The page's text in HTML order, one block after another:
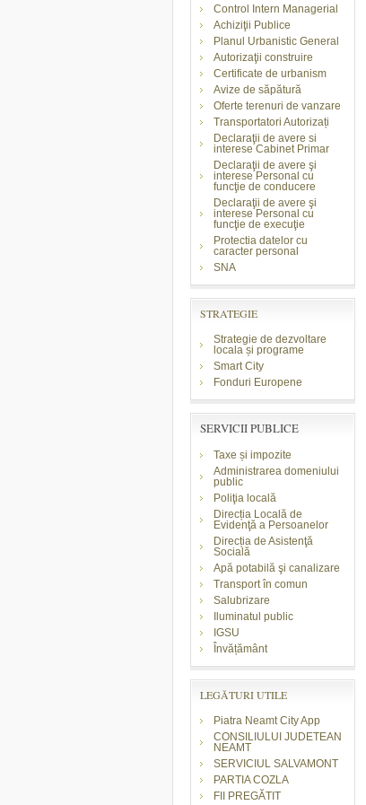
Control Intern Managerial
Achiziţii Publice
Planul Urbanistic General
Autorizaţii construire
Certificate de urbanism
Avize de săpătură
Oferte terenuri de vanzare
Transportatori Autorizați
Declaraţii de avere si
interese Cabinet Primar
Declaraţii de avere şi
interese Personal cu
funcţie de conducere
Declaraţii de avere şi
interese Personal cu
funcţie de execuţie
Protectia datelor cu
caracter personal
SNA
STRATEGIE
Strategie de dezvoltare
locala și programe
Smart City
Fonduri Europene
SERVICII PUBLICE
Taxe și impozite
Administrarea domeniului
public
Poliţia locală
Direcția Locală de
Evidenţă a Persoanelor
Direcția de Asistenţă
Socială
Apă potabilă şi canalizare
Transport în comun
Salubrizare
Iluminatul public
IGSU
Învățământ
LEGĂTURI UTILE
Piatra Neamt City App
CONSILIULUI JUDETEAN
NEAMT
SERVICIUL SALVAMONT
PARTIA COZLA
FII PREGĂTIT